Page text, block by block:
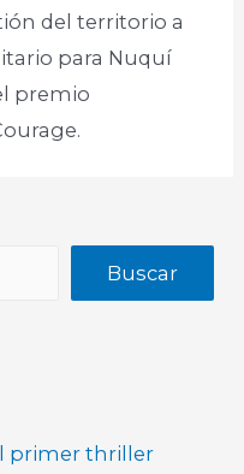
del territorio a
para Nuquí
premio
Buscar
primer thriller